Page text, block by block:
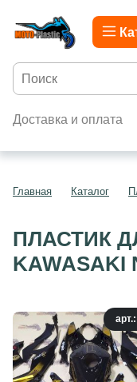
Доставка и оплата
Главная Каталог
ПЛАСТИК
KAWASAKI